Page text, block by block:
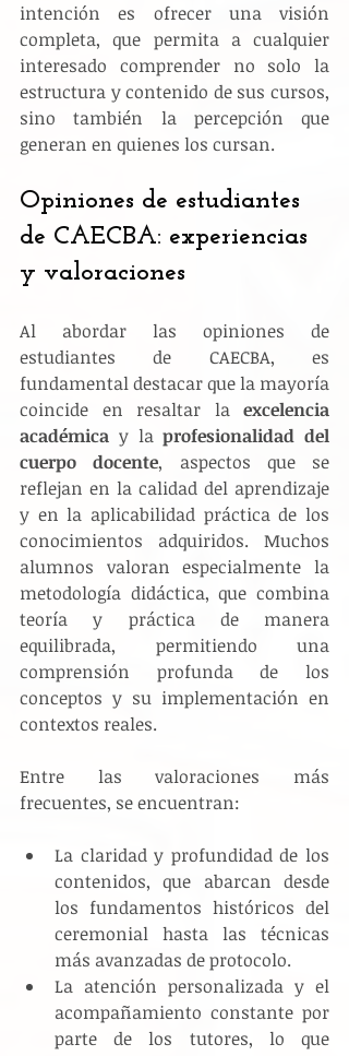
intención es ofrecer una visión
completa, que permita a cualquier
interesado comprender no solo la
estructura y contenido de sus cursos,
sino también la percepción que
generan en quienes los cursan.
Opiniones de estudiantes
de CAECBA: experiencias
y valoraciones
Al abordar las opiniones de
estudiantes de CAECBA, es
fundamental destacar que la mayoría
coincide en resaltar la excelencia
académica y la profesionalidad del
cuerpo docente, aspectos que se
reflejan en la calidad del aprendizaje
y en la aplicabilidad práctica de los
conocimientos adquiridos. Muchos
alumnos valoran especialmente la
metodología didáctica, que combina
teoría y práctica de manera
equilibrada, permitiendo una
comprensión profunda de los
conceptos y su implementación en
contextos reales.
Entre las valoraciones más
frecuentes, se encuentran:
La claridad y profundidad de los
contenidos, que abarcan desde
los fundamentos históricos del
ceremonial hasta las técnicas
más avanzadas de protocolo.
La atención personalizada y el
acompañamiento constante por
parte de los tutores, lo que